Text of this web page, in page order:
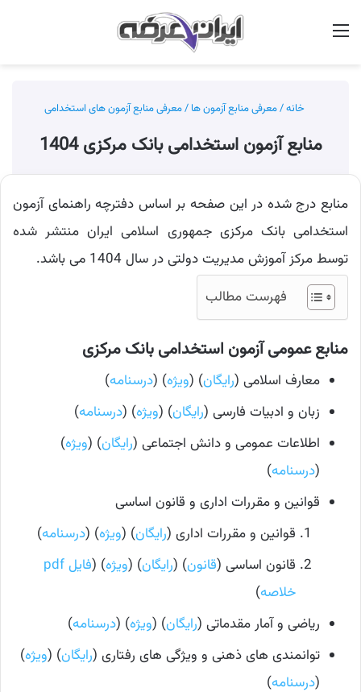
خانه/معرفی منابع آزمون ها /معرفی منابع آزمون های استخدامی
منابع آزمون استخدامی بانک مرکزی 1404
منابع درج شده در این صفحه بر اساس دفترچه راهنمای آزمون
استخدامی بانک مرکزی جمهوری اسلامی ایران منتشر شده
توسط مرکز آموزش مدیریت دولتی در سال 1404 می باشد.
فهرست مطالب
منابع عمومی آزمون استخدامی بانک مرکزی
معارف اسلامی (رایگان) (ویژه) (درسنامه)
زبان و ادبیات فارسی (رایگان) (ویژه) (درسنامه)
اطلاعات عمومی و دانش اجتماعی (رایگان) (ویژه)
(درسنامه)
قوانین و مقررات اداری و قانون اساسی
قوانین و مقررات اداری (رایگان) (ویژه) (درسنامه)
قانون اساسی (قانون) (رایگان) (ویژه) (
فایل pdf
خلاصه)
ریاضی و آمار مقدماتی (رایگان) (ویژه) (درسنامه)
توانمندی های ذهنی و ویژگی های رفتاری (رایگان) (ویژه)
(درسنامه)